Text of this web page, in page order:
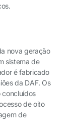
nova geração
sistema de
é fabricado
da DAF. Os
de oito
de